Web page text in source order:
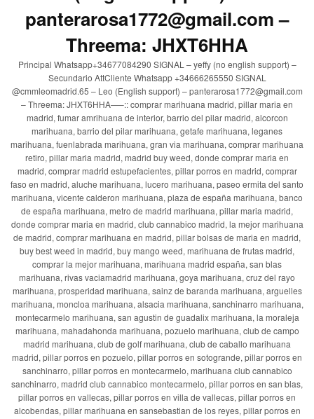
panterarosa1772@gmail.com –
Threema: JHXT6HHA
Principal Whatsapp+34677084290 SIGNAL – yeffy (no english support) –
Secundario AttCliente Whatsapp +34666265550 SIGNAL
@cmmleomadrid.65 – Leo (English support) – panterarosa1772@gmail.com
– Threema: JHXT6HHA—–:: comprar marihuana madrid, pillar maria en
madrid, fumar amrihuana de interior, barrio del pilar madrid, alcorcon
marihuana, barrio del pilar marihuana, getafe marihuana, leganes
marihuana, fuenlabrada marihuana, gran via marihuana, comprar marihuana
retiro, pillar maria madrid, madrid buy weed, donde comprar maria en
madrid, comprar madrid estupefacientes, pillar porros en madrid, comprar
faso en madrid, aluche marihuana, lucero marihuana, paseo ermita del santo
marihuana, vicente calderon marihuana, plaza de españa marihuana, banco
de españa marihuana, metro de madrid marihuana, pillar maria madrid,
donde comprar maria en madrid, club cannabico madrid, la mejor marihuana
de madrid, comprar marihuana en madrid, pillar bolsas de maria en madrid,
buy best weed in madrid, buy mango weed, marihuana de frutas madrid,
comprar la mejor marihuana, marihuana madrid españa, san blas
marihuana, rivas vaciamadrid marihuana, goya marihuana, cruz del rayo
marihuana, prosperidad marihuana, sainz de baranda marihuana, arguelles
marihuana, moncloa marihuana, alsacia marihuana, sanchinarro marihuana,
montecarmelo marihuana, san agustin de guadalix marihuana, la moraleja
marihuana, mahadahonda marihuana, pozuelo marihuana, club de campo
madrid marihuana, club de golf marihuana, club de caballo marihuana
madrid, pillar porros en pozuelo, pillar porros en sotogrande, pillar porros en
sanchinarro, pillar porros en montecarmelo, marihuana club cannabico
sanchinarro, madrid club cannabico montecarmelo, pillar porros en san blas,
pillar porros en vallecas, pillar porros en villa de vallecas, pillar porros en
alcobendas, pillar marihuana en sansebastian de los reyes, pillar porros en